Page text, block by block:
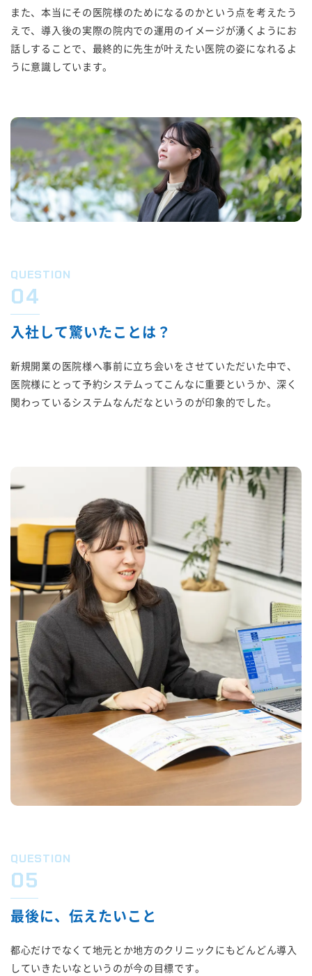
また、本当にその医院様のためになるのかという点を考えたう
えで、導入後の実際の院内での運用のイメージが湧くようにお
話しすることで、最終的に先生が叶えたい医院の姿になれるよ
うに意識しています。
QUESTION
04
入社して驚いたことは？
新規開業の医院様へ事前に立ち会いをさせていただいた中で、
医院様にとって予約システムってこんなに重要というか、深く
関わっているシステムなんだなというのが印象的でした。
QUESTION
05
最後に、伝えたいこと
都心だけでなくて地元とか地方のクリニックにもどんどん導入
していきたいなというのが今の目標です。